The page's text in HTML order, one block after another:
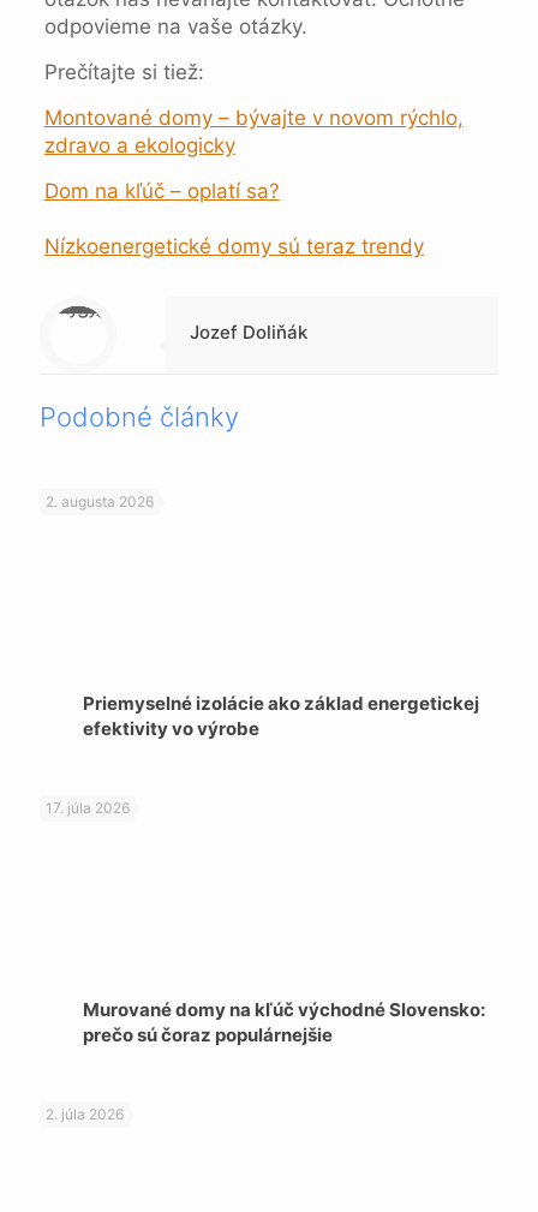
odpovieme na vaše otázky.
Prečítajte si tiež:
Montované domy – bývajte v novom rýchlo,
zdravo a ekologicky
Dom na kľúč – oplatí sa?
Nízkoenergetické domy sú teraz trendy
Warning
: Trying to access array offset on null in
/data/1/4/149a9a91-3acc-4306-8eec-62104a76cbc2/skica.online/web/wp-content/themes/betheme-child/includes/content-single.php
on line
286
Jozef Doliňák
Podobné články
2. augusta 2026
Priemyselné izolácie ako základ energetickej
efektivity vo výrobe
17. júla 2026
Murované domy na kľúč východné Slovensko:
prečo sú čoraz populárnejšie
2. júla 2026